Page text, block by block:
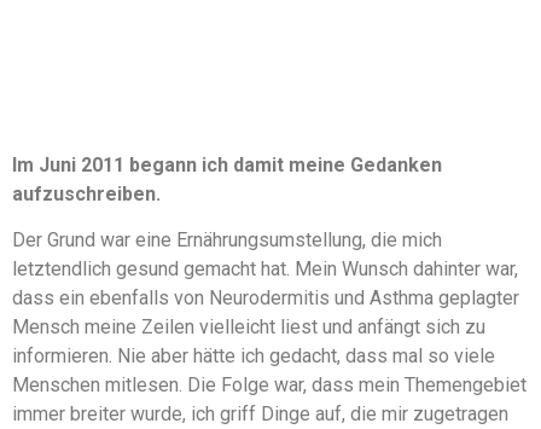
Im Juni 2011 begann ich damit meine Gedanken
aufzuschreiben.
Der Grund war eine Ernährungsumstellung, die mich
letztendlich gesund gemacht hat. Mein Wunsch dahinter war,
dass ein ebenfalls von Neurodermitis und Asthma geplagter
Mensch meine Zeilen vielleicht liest und anfängt sich zu
informieren. Nie aber hätte ich gedacht, dass mal so viele
Menschen mitlesen. Die Folge war, dass mein Themengebiet
immer breiter wurde, ich griff Dinge auf, die mir zugetragen